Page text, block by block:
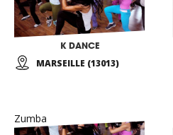
K DANCE
MARSEILLE (13013)
Zumba